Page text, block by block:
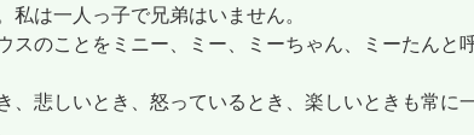
私は一人っ子で兄弟はいません。
スのことをミニー、ミー、ミーちゃん、ミーたんと
、悲しいとき、怒っているとき、楽しいときも常に